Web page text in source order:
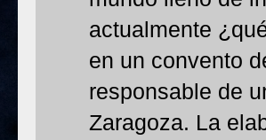
actualmente
en un convento
responsable de
Zaragoza. La